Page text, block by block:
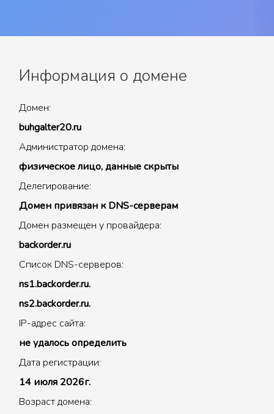
Информация о домене
Домен:
buhgalter20.ru
Администратор домена:
физическое лицо, данные скрыты
Делегирование:
Домен привязан к DNS-серверам
Домен размещен у провайдера:
backorder.ru
Список DNS-серверов:
ns1.backorder.ru.
ns2.backorder.ru.
IP-адрес сайта:
не удалось определить
Дата регистрации:
14 июля 2026г.
Возраст домена: